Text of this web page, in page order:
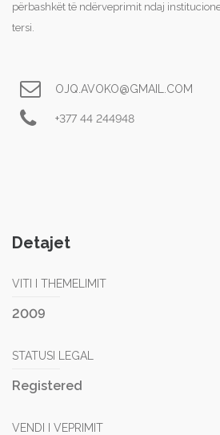
përbashkët të ndërveprimit ndaj
tersi.
OJQ.AVOKO@GMAIL.COM
+377 44 244948
Detajet
VITI I THEMELIMIT
2009
STATUSI LEGAL
Registered
VENDI I VEPRIMIT